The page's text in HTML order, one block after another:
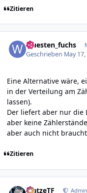
Zitieren
wuesten_fuchs
Geschrieben May
Eine Alternative wäre,
in der Verteilung am
lassen).
Der liefert aber nur die
aber keine
aber auch nicht
Zitieren
MatzeTF